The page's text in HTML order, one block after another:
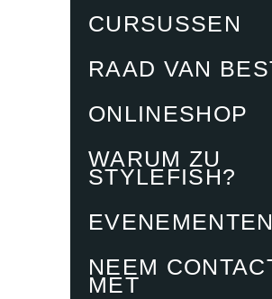
CURSUSSEN
RAAD VAN
ONLINESHOP
WARUM ZU
STYLEFISH?
NEEM
MET